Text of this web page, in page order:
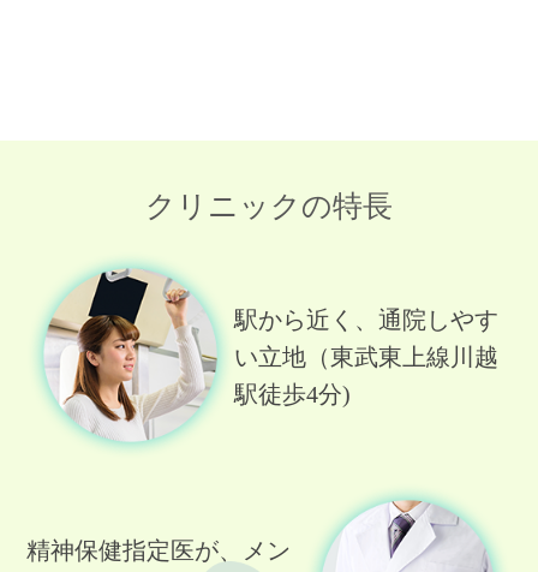
内科外来について
2022/09/15
マイナンバーカードの保険証利用（資格
確認）について
心理検査をご希望されている方へ
2021/12/21
クリニックの特長
駅から近く、通院しやす
い立地（東武東上線川越
駅徒歩4分)
精神保健指定医が、メン